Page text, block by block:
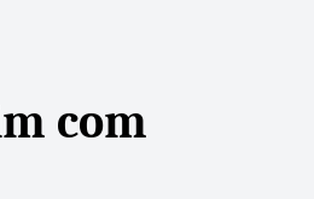
com